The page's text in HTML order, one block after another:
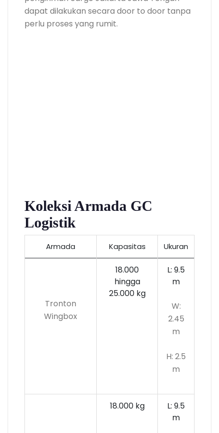
dapat dilakukan secara door to door tanpa
perlu proses yang rumit.
Koleksi Armada GC
Logistik
Armada Kapasitas Ukuran
Tronton
Wingbox
18.000
hingga
25.000 kg
L: 9.5
m
W:
2.45
m
H: 2.5
m
18.000 kg
L: 9.5
m